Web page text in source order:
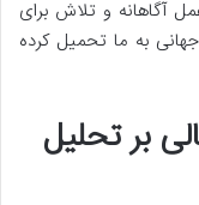
آگاهانه و تلاش برای
به ما تحمیل کرده
بر تحلیل